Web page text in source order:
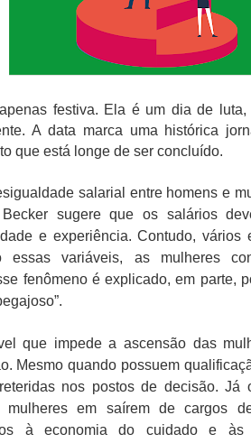
festiva. Ela é um dia de luta,
A data marca uma histórica
que está longe de ser concluído.
salarial entre homens e
sugere que os salários
e experiência. Contudo, vários
essas variáveis, as mulheres
fenômeno é explicado, em parte,
que impede a ascensão das
Mesmo quando possuem
nos postos de decisão. Já
mulheres em saírem de cargos
à economia do cuidado e às